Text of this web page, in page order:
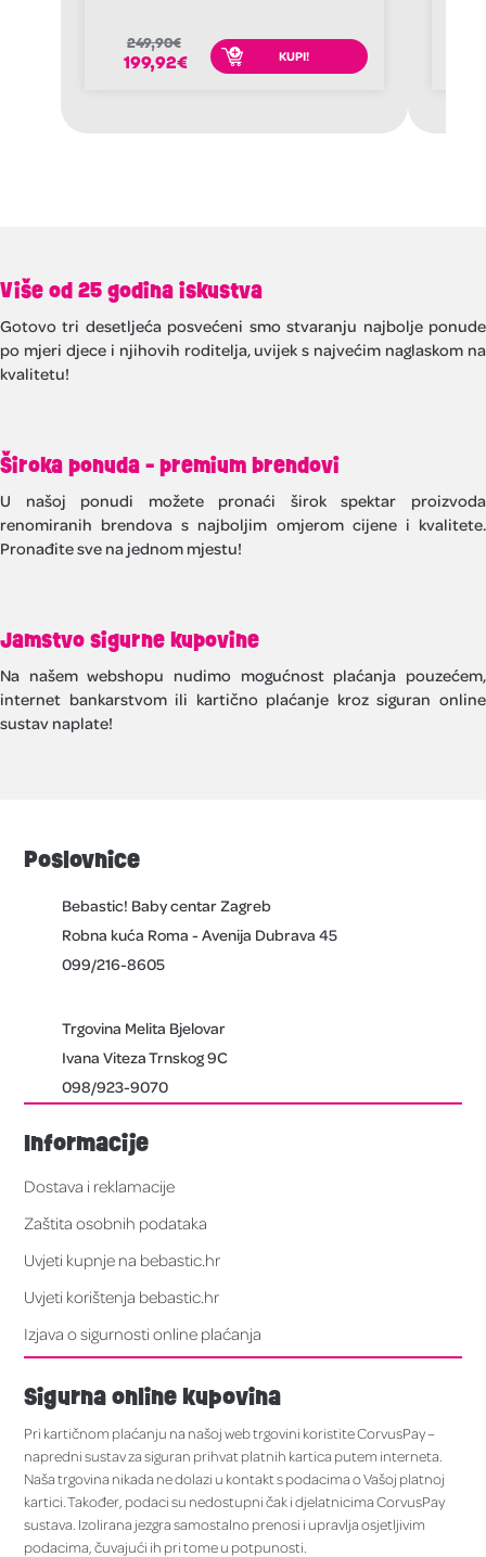
249,90€
199,92€ KUPI!
Više od 25 godina iskustva
Gotovo tri desetljeća posvećeni smo stvaranju najbolje ponude
po mjeri djece i njihovih roditelja, uvijek s najvećim naglaskom na
kvalitetu!
Široka ponuda - premium brendovi
U našoj ponudi možete pronaći širok spektar proizvoda
renomiranih brendova s najboljim omjerom cijene i kvalitete.
Pronađite sve na jednom mjestu!
Jamstvo sigurne kupovine
Na našem webshopu nudimo mogućnost plaćanja pouzećem,
internet bankarstvom ili kartično plaćanje kroz siguran online
sustav naplate!
Poslovnice
Bebastic! Baby centar Zagreb
Robna kuća Roma - Avenija Dubrava 45
099/216-8605
Trgovina Melita Bjelovar
Ivana Viteza Trnskog 9C
098/923-9070
Informacije
Dostava i reklamacije
Zaštita osobnih podataka
Uvjeti kupnje na bebastic.hr
Uvjeti korištenja bebastic.hr
Izjava o sigurnosti online plaćanja
Sigurna online kupovina
Pri kartičnom plaćanju na našoj web trgovini koristite CorvusPay –
napredni sustav za siguran prihvat platnih kartica putem interneta.
Naša trgovina nikada ne dolazi u kontakt s podacima o Vašoj platnoj
kartici. Također, podaci su nedostupni čak i djelatnicima CorvusPay
sustava. Izolirana jezgra samostalno prenosi i upravlja osjetljivim
podacima, čuvajući ih pri tome u potpunosti.